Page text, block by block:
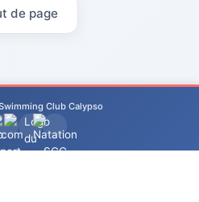
de page
Club Calypso